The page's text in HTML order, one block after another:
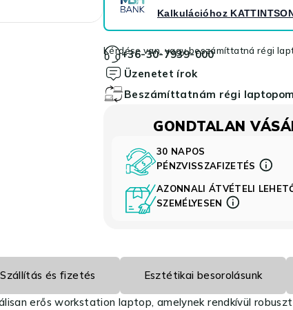
Kalkulációhoz
Kérdése van, vagy beszámíttatná régi
+36-30-7939-000
Üzenetet írok
Beszámíttatnám régi
GONDTALAN
30 NAPOS
PÉNZVISSZAFIZETÉS
AZONNALI ÁTVÉTELI
SZEMÉLYESEN
Szállítás és fizetés Esztétikai besorolásunk
erős workstation laptop, amelynek rendkívül